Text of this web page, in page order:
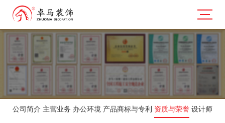
公司简介 主营业务 办公环境 产品商标与专利 资质与荣誉 设计师